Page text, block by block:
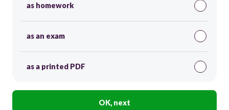
as homework
as an exam
as a printed PDF
OK, next